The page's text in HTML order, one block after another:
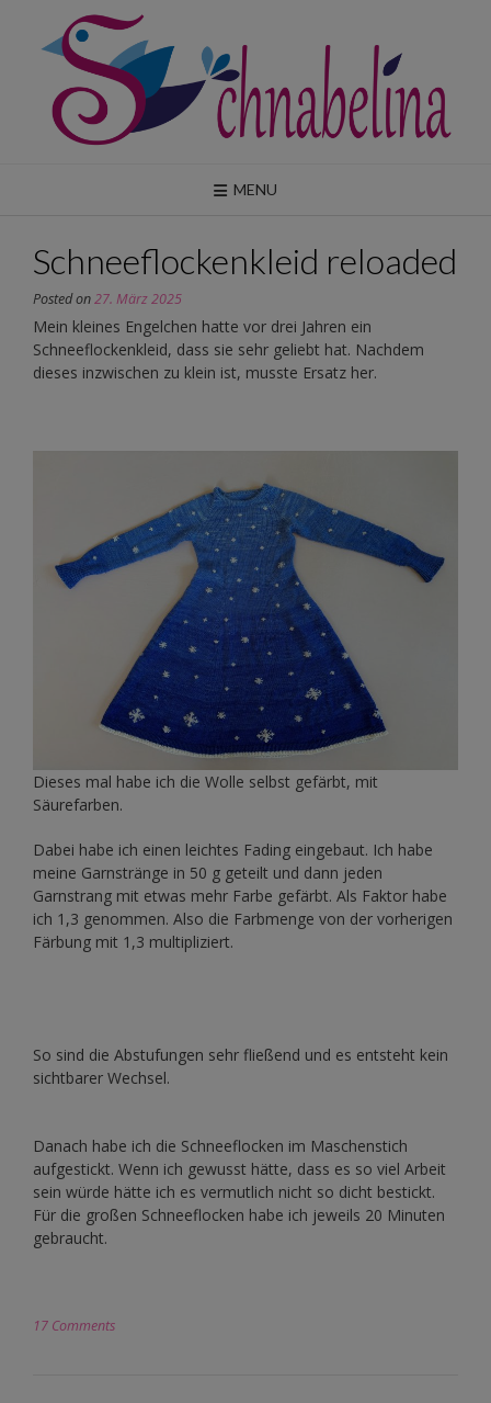
content
MENU
Schneeflockenkleid reloaded
Posted on27. März 2025
Mein kleines Engelchen hatte vor drei Jahren ein
Schneeflockenkleid, dass sie sehr geliebt hat. Nachdem
dieses inzwischen zu klein ist, musste Ersatz her.
Dieses mal habe ich die Wolle selbst gefärbt, mit
Säurefarben.
Dabei habe ich einen leichtes Fading eingebaut. Ich habe
meine Garnstränge in 50 g geteilt und dann jeden
Garnstrang mit etwas mehr Farbe gefärbt. Als Faktor habe
ich 1,3 genommen. Also die Farbmenge von der vorherigen
Färbung mit 1,3 multipliziert.
So sind die Abstufungen sehr fließend und es entsteht kein
sichtbarer Wechsel.
Danach habe ich die Schneeflocken im Maschenstich
aufgestickt. Wenn ich gewusst hätte, dass es so viel Arbeit
sein würde hätte ich es vermutlich nicht so dicht bestickt.
Für die großen Schneeflocken habe ich jeweils 20 Minuten
gebraucht.
17 Comments